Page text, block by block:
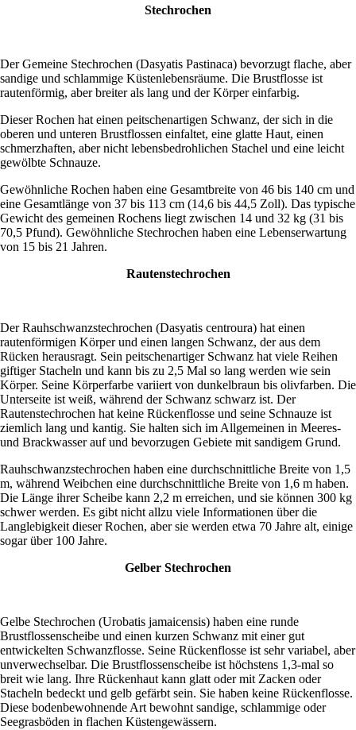
Stechrochen
Der Gemeine Stechrochen (Dasyatis Pastinaca) bevorzugt flache, aber
sandige und schlammige Küstenlebensräume. Die Brustflosse ist
rautenförmig, aber breiter als lang und der Körper einfarbig.
Dieser Rochen hat einen peitschenartigen Schwanz, der sich in die
oberen und unteren Brustflossen einfaltet, eine glatte Haut, einen
schmerzhaften, aber nicht lebensbedrohlichen Stachel und eine leicht
gewölbte Schnauze.
Gewöhnliche Rochen haben eine Gesamtbreite von 46 bis 140 cm und
eine Gesamtlänge von 37 bis 113 cm (14,6 bis 44,5 Zoll). Das typische
Gewicht des gemeinen Rochens liegt zwischen 14 und 32 kg (31 bis
70,5 Pfund). Gewöhnliche Stechrochen haben eine Lebenserwartung
von 15 bis 21 Jahren.
Rautenstechrochen
Der Rauhschwanzstechrochen (Dasyatis centroura) hat einen
rautenförmigen Körper und einen langen Schwanz, der aus dem
Rücken herausragt. Sein peitschenartiger Schwanz hat viele Reihen
giftiger Stacheln und kann bis zu 2,5 Mal so lang werden wie sein
Körper. Seine Körperfarbe variiert von dunkelbraun bis olivfarben. Die
Unterseite ist weiß, während der Schwanz schwarz ist. Der
Rautenstechrochen hat keine Rückenflosse und seine Schnauze ist
ziemlich lang und kantig. Sie halten sich im Allgemeinen in Meeres-
und Brackwasser auf und bevorzugen Gebiete mit sandigem Grund.
Rauhschwanzstechrochen haben eine durchschnittliche Breite von 1,5
m, während Weibchen eine durchschnittliche Breite von 1,6 m haben.
Die Länge ihrer Scheibe kann 2,2 m erreichen, und sie können 300 kg
schwer werden. Es gibt nicht allzu viele Informationen über die
Langlebigkeit dieser Rochen, aber sie werden etwa 70 Jahre alt, einige
sogar über 100 Jahre.
Gelber Stechrochen
Gelbe Stechrochen (Urobatis jamaicensis) haben eine runde
Brustflossenscheibe und einen kurzen Schwanz mit einer gut
entwickelten Schwanzflosse. Seine Rückenflosse ist sehr variabel, aber
unverwechselbar. Die Brustflossenscheibe ist höchstens 1,3-mal so
breit wie lang. Ihre Rückenhaut kann glatt oder mit Zacken oder
Stacheln bedeckt und gelb gefärbt sein. Sie haben keine Rückenflosse.
Diese bodenbewohnende Art bewohnt sandige, schlammige oder
Seegrasböden in flachen Küstengewässern.